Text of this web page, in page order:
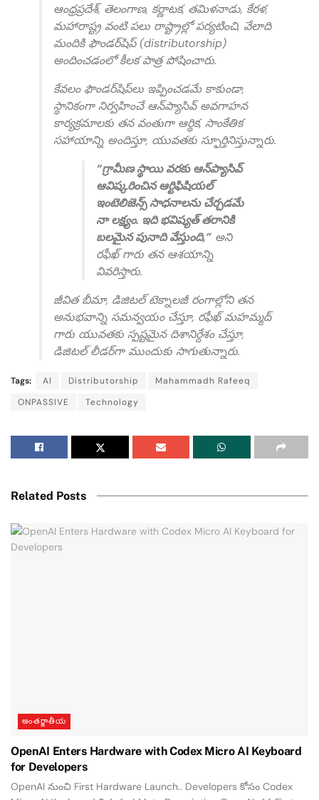
ఆంధ్రప్రదేశ్, తెలంగాణ, కర్ణాటక, తమిళనాడు, కేరళ,
మహారాష్ట్ర వంటి పలు రాష్ట్రాల్లో పర్యటించి, వేలాది
మందికి ఫౌండర్‌షిప్ (distributorship)
అందించడంలో కీలక పాత్ర పోషించారు.
కేవలం ఫౌండర్‌షిప్‌లు ఇప్పించడమే కాకుండా,
స్థానికంగా నిర్వహించే ఆన్‌ప్యాసివ్ అవగాహన
కార్యక్రమాలకు తన వంతుగా ఆర్థిక, సాంకేతిక
సహాయాన్ని అందిస్తూ, యువతకు స్ఫూర్తినిస్తున్నారు.
“గ్రామీణ స్థాయి వరకు ఆన్‌ప్యాసివ్
ఆవిష్కరించిన ఆర్టిఫిషియల్
ఇంటెలిజెన్స్ సాధనాలను చేర్చడమే
నా లక్ష్యం. ఇది భవిష్యత్ తరానికి
బలమైన పునాది వేస్తుంది,” అని
రఫీఖ్ గారు తన ఆశయాన్ని
వివరిస్తారు.
జీవిత బీమా, డిజిటల్ టెక్నాలజీ రంగాల్లోని తన
అనుభవాన్ని సమన్వయం చేస్తూ, రఫీఖ్ మహమ్మద్
గారు యువతకు స్పష్టమైన దిశానిర్దేశం చేస్తూ,
డిజిటల్ లీడర్‌గా ముందుకు సాగుతున్నారు.
Tags: AI Distributorship
Mahammadh Rafeeq
ONPASSIVE
Technology
Related Posts
అంతర్జాతీయ
OpenAI Enters Hardware with Codex Micro AI Keyboard
for Developers
OpenAI నుంచి First Hardware Launch.. Developers కోసం Codex